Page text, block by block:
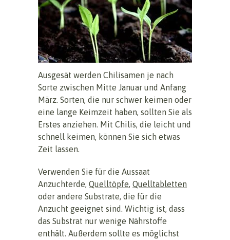
Ausgesät werden Chilisamen je nach
Sorte zwischen Mitte Januar und Anfang
März. Sorten, die nur schwer keimen oder
eine lange Keimzeit haben, sollten Sie als
Erstes anziehen. Mit Chilis, die leicht und
schnell keimen, können Sie sich etwas
Zeit lassen.
Verwenden Sie für die Aussaat
Anzuchterde, Quelltöpfe, Quelltabletten
oder andere Substrate, die für die
Anzucht geeignet sind. Wichtig ist, dass
das Substrat nur wenige Nährstoffe
enthält. Außerdem sollte es möglichst